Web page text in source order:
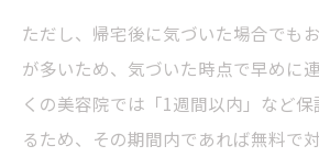
ただし、帰宅後に気づいた場合でも
が多いため、気づいた時点で早めに
くの美容院では「1週間以内」など
るため、その期間内であれば無料で